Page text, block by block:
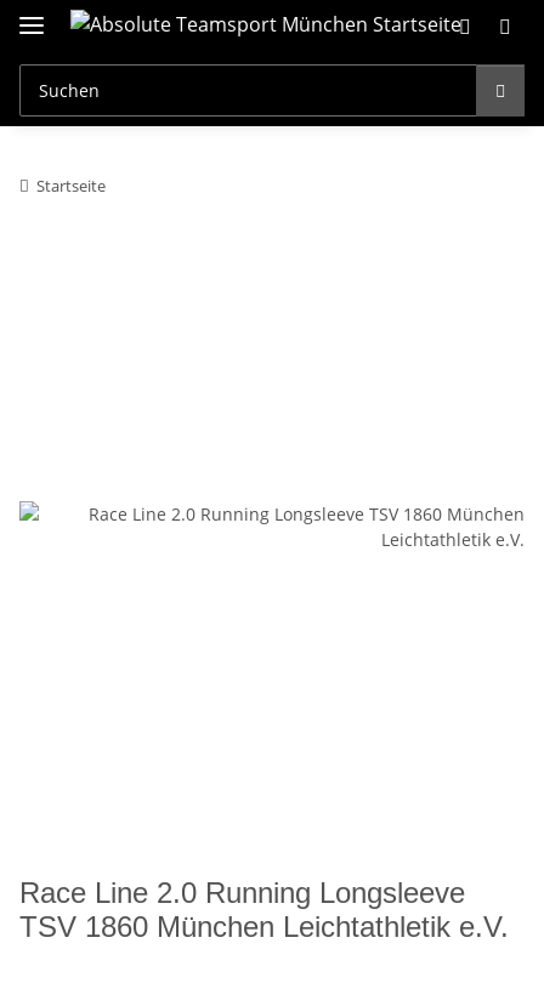
Startseite
Race Line 2.0 Running Longsleeve
TSV 1860 München Leichtathletik e.V.